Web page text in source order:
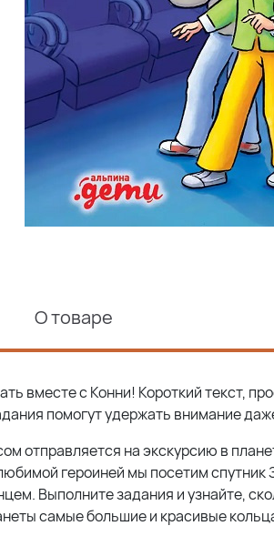
О товаре
вместе с Конни! Короткий текст,
помогут удержать внимание
отправляется на экскурсию в
героиней мы посетим
Выполните задания и узнайте,
самые большие и красивые